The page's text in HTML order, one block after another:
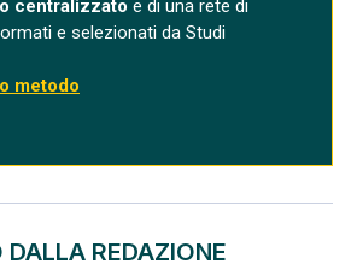
centralizzato e di una rete di
e selezionati da Studi
metodo
REDAZIONE